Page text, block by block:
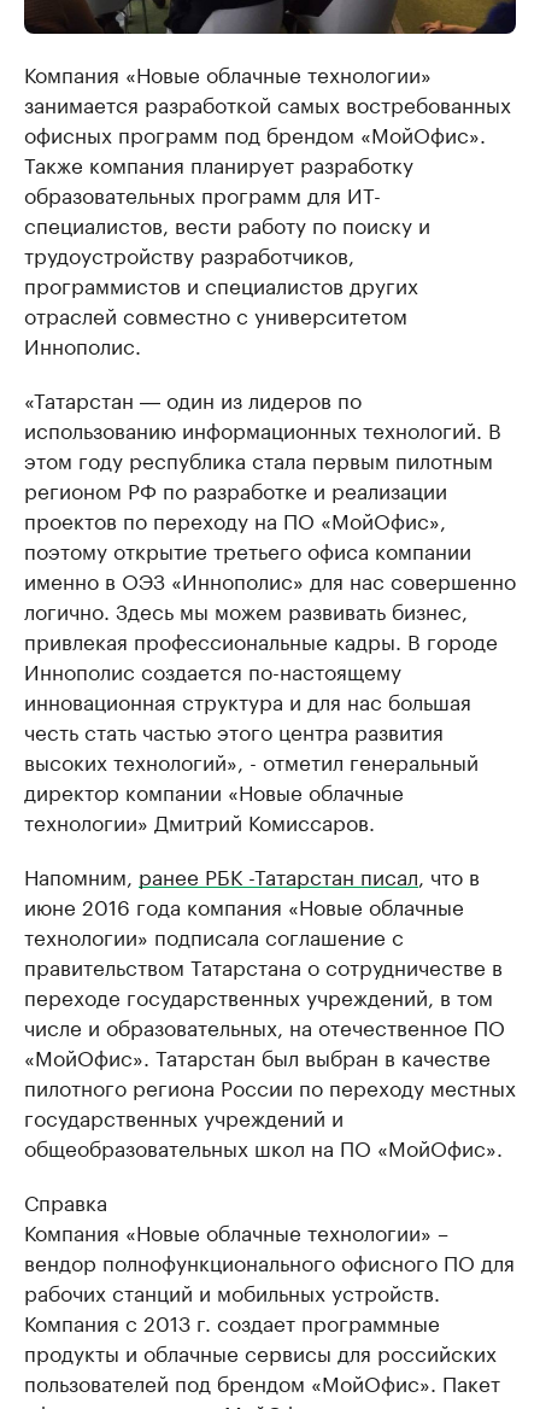
Компания «Новые облачные технологии»
занимается разработкой самых востребованных
офисных программ под брендом «МойОфис».
Также компания планирует разработку
образовательных программ для ИТ-
специалистов, вести работу по поиску и
трудоустройству разработчиков,
программистов и специалистов других
отраслей совместно с университетом
Иннополис.
«Татарстан ― один из лидеров по
использованию информационных технологий. В
этом году республика стала первым пилотным
регионом РФ по разработке и реализации
проектов по переходу на ПО «МойОфис»,
поэтому открытие третьего офиса компании
именно в ОЭЗ «Иннополис» для нас совершенно
логично. Здесь мы можем развивать бизнес,
привлекая профессиональные кадры. В городе
Иннополис создается по-настоящему
инновационная структура и для нас большая
честь стать частью этого центра развития
высоких технологий», - отметил генеральный
директор компании «Новые облачные
технологии» Дмитрий Комиссаров.
Напомним, ранее РБК -Татарстан писал , что в
июне 2016 года компания «Новые облачные
технологии» подписала соглашение с
правительством Татарстана о сотрудничестве в
переходе государственных учреждений, в том
числе и образовательных, на отечественное ПО
«МойОфис». Татарстан был выбран в качестве
пилотного региона России по переходу местных
государственных учреждений и
общеобразовательных школ на ПО «МойОфис».
Справка
Компания «Новые облачные технологии» –
вендор полнофункционального офисного ПО для
рабочих станций и мобильных устройств.
Компания с 2013 г. создает программные
продукты и облачные сервисы для российских
пользователей под брендом «МойОфис». Пакет